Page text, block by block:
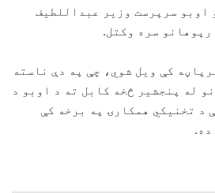
اوبو سرپرست وزیر عبداللطیف
سره وکتل.
کې ویل شوي، چې په دې ناسته
له پنجشیر څخه کابل ته د اوبو د
د تخنیکي همکارۍ په برخه کې